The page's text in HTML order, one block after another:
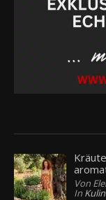
Von
In